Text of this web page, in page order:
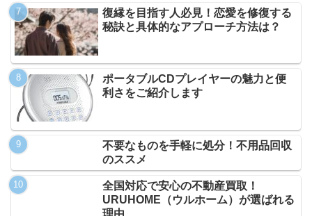
復縁を目指す人必見！恋愛を修復する
秘訣と具体的なアプローチ方法は？
ポータブルCDプレイヤーの魅力と便
利さをご紹介します
不要なものを手軽に処分！不用品回収
のススメ
全国対応で安心の不動産買取！
URUHOME（ウルホーム）が選ばれる
理由